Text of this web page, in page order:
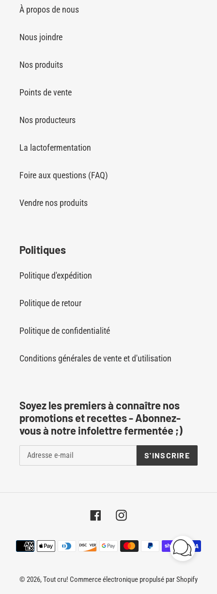
À propos de nous
Nous joindre
Nos produits
Points de vente
Nos producteurs
La lactofermentation
Foire aux questions (FAQ)
Vendre nos produits
Politiques
Politique d'expédition
Politique de retour
Politique de confidentialité
Conditions générales de vente et d'utilisation
Soyez les premiers à connaître nos
promotions et recettes - Abonnez-
vous à notre infolettre fermentée ;)
S'INSCRIRE
FacebookInstagram
Moyens
de
© 2026,Tout cru! Commerce électronique propulsé par Shopify